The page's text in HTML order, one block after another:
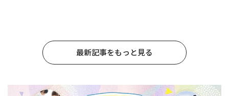
最新記事をもっと見る